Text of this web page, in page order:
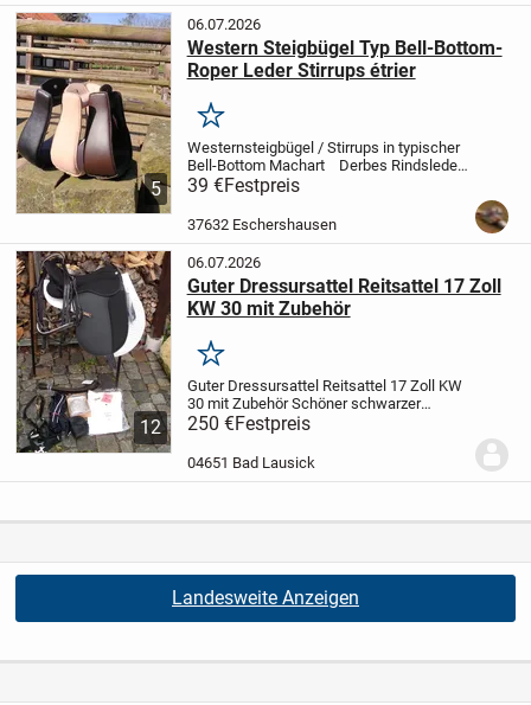
5
06.07.2026
Western Steigbügel Typ Bell-Bottom-
Roper Leder Stirrups étrier
Merken
Westernsteigbügel / Stirrups in typischer
Bell-Bottom Machart
Derbes Rindsleder
traditionell geschnürt. Die Stirrups sind so
gearbeitet, dass auch der Fuß eines
Mitteleuropäers samt Stiefel...
39 €Festpreis
37632 Eschershausen
12
06.07.2026
Guter Dressursattel Reitsattel 17 Zoll
KW 30 mit Zubehör
Merken
Guter Dressursattel Reitsattel 17 Zoll KW
30 mit ZubehörSchöner schwarzer
Dressursattel Sitzgröße 17 Zoll mit 30er
Kammerweite, mit selber wechselbarem
Kopfeisen, Hersteller Daslö bei Tattini,...
250 €Festpreis
04651 Bad Lausick
Landesweite Anzeigen